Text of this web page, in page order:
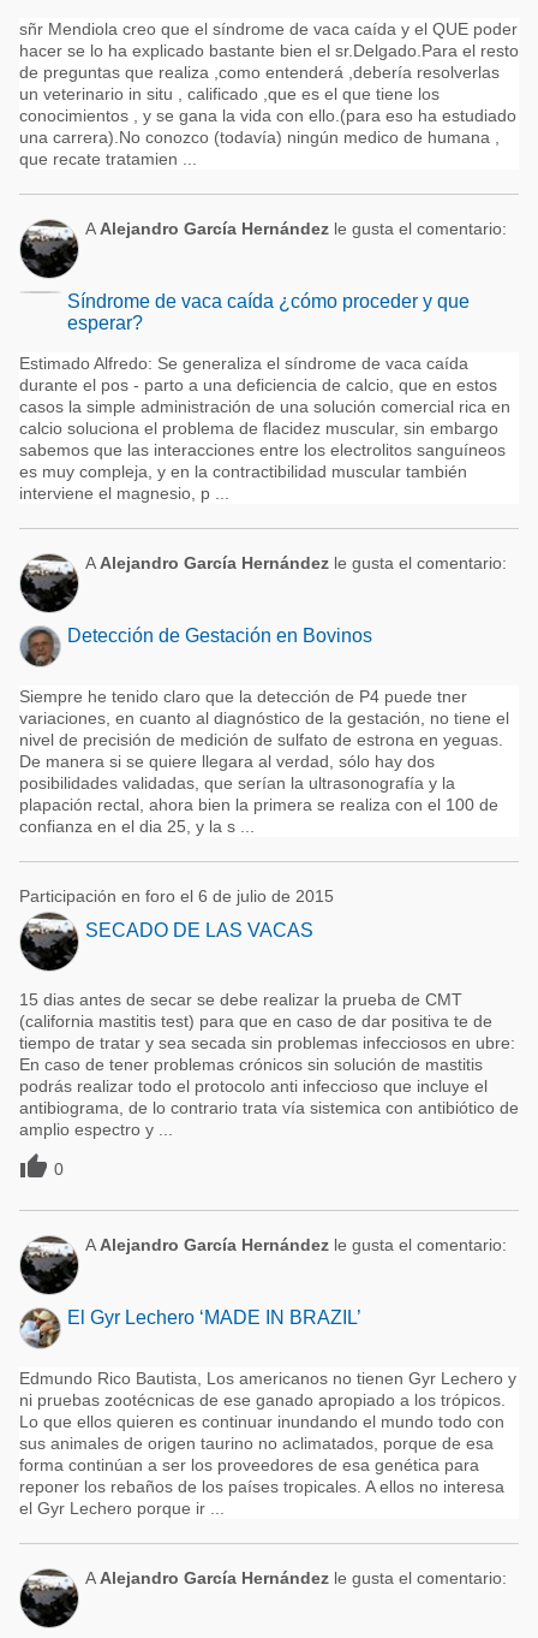
sñr Mendiola creo que el síndrome de vaca caída y el QUE poder
hacer se lo ha explicado bastante bien el sr.Delgado.Para el resto
de preguntas que realiza ,como entenderá ,debería resolverlas
un veterinario in situ , calificado ,que es el que tiene los
conocimientos , y se gana la vida con ello.(para eso ha estudiado
una carrera).No conozco (todavía) ningún medico de humana ,
que recate tratamien ...
A Alejandro García Hernández le gusta el comentario:
Síndrome de vaca caída ¿cómo proceder y que
esperar?
Estimado Alfredo: Se generaliza el síndrome de vaca caída
durante el pos - parto a una deficiencia de calcio, que en estos
casos la simple administración de una solución comercial rica en
calcio soluciona el problema de flacidez muscular, sin embargo
sabemos que las interacciones entre los electrolitos sanguíneos
es muy compleja, y en la contractibilidad muscular también
interviene el magnesio, p ...
A Alejandro García Hernández le gusta el comentario:
Detección de Gestación en Bovinos
Siempre he tenido claro que la detección de P4 puede tner
variaciones, en cuanto al diagnóstico de la gestación, no tiene el
nivel de precisión de medición de sulfato de estrona en yeguas.
De manera si se quiere llegara al verdad, sólo hay dos
posibilidades validadas, que serían la ultrasonografía y la
plapación rectal, ahora bien la primera se realiza con el 100 de
confianza en el dia 25, y la s ...
Participación en foro el 6 de julio de 2015
SECADO DE LAS VACAS
15 dias antes de secar se debe realizar la prueba de CMT
(california mastitis test) para que en caso de dar positiva te de
tiempo de tratar y sea secada sin problemas infecciosos en ubre:
En caso de tener problemas crónicos sin solución de mastitis
podrás realizar todo el protocolo anti infeccioso que incluye el
antibiograma, de lo contrario trata vía sistemica con antibiótico de
amplio espectro y ...
 0
A Alejandro García Hernández le gusta el comentario:
El Gyr Lechero ‘MADE IN BRAZIL’
Edmundo Rico Bautista, Los americanos no tienen Gyr Lechero y
ni pruebas zootécnicas de ese ganado apropiado a los trópicos.
Lo que ellos quieren es continuar inundando el mundo todo con
sus animales de origen taurino no aclimatados, porque de esa
forma continúan a ser los proveedores de esa genética para
reponer los rebaños de los países tropicales. A ellos no interesa
el Gyr Lechero porque ir ...
A Alejandro García Hernández le gusta el comentario: